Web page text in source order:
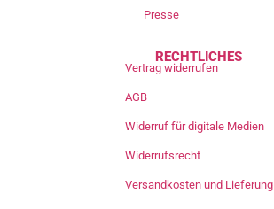
Presse
RECHTLICHES
Vertrag widerrufen
AGB
Widerruf für digitale Medien
Widerrufsrecht
Versandkosten und Lieferung